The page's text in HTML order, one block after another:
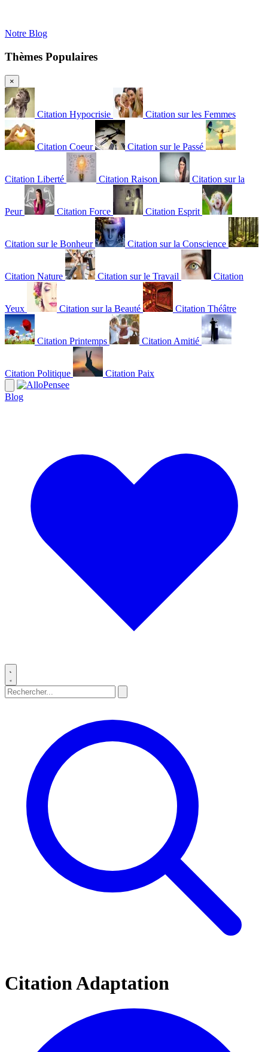
Notre Blog
Thèmes Populaires
×
Citation Hypocrisie Citation sur les Femmes
Citation Coeur Citation sur le Passé
Citation Liberté Citation Raison Citation sur la
Peur Citation Force Citation Esprit
Citation sur le Bonheur Citation sur la Conscience
Citation Nature Citation sur le Travail Citation
Yeux Citation sur la Beauté Citation Théâtre
Citation Printemps Citation Amitié
Citation Politique Citation Paix
Blog
Citation Adaptation